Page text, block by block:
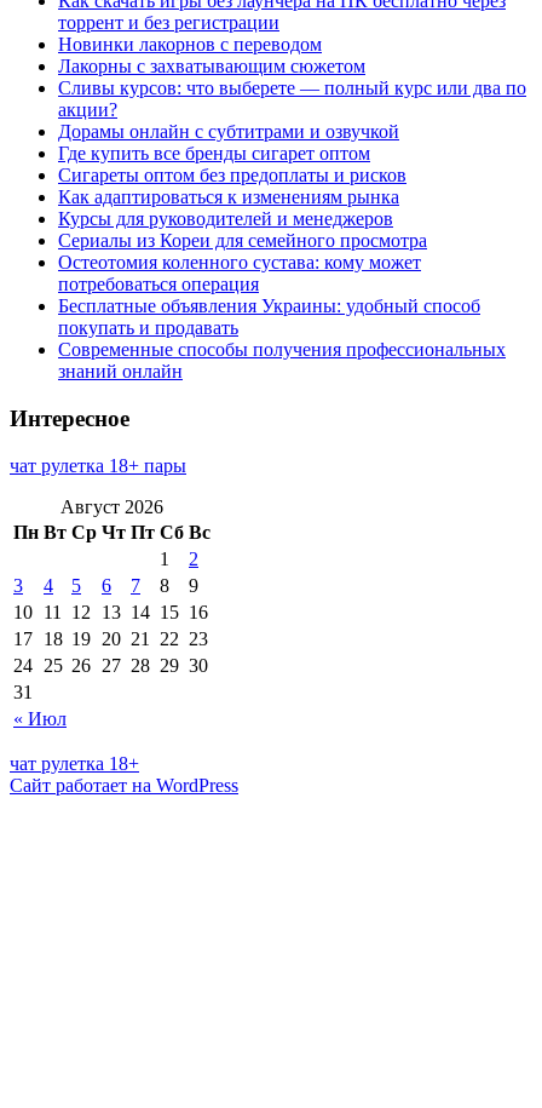
торрент и без регистрации
Новинки лакорнов с переводом
Лакорны с захватывающим сюжетом
Сливы курсов: что выберете — полный курс или два по
акции?
Дорамы онлайн с субтитрами и озвучкой
Где купить все бренды сигарет оптом
Сигареты оптом без предоплаты и рисков
Как адаптироваться к изменениям рынка
Курсы для руководителей и менеджеров
Сериалы из Кореи для семейного просмотра
Остеотомия коленного сустава: кому может
потребоваться операция
Бесплатные объявления Украины: удобный способ
покупать и продавать
Современные способы получения профессиональных
знаний онлайн
Интересное
чат рулетка 18+ пары
Август 2026
Пн Вт Ср Чт Пт Сб Вс
« Июл
1
2
3
4 5 6 7 8
9
10 11 12 13 14 15 16
17 18 19 20 21 22 23
24 25 26 27 28 29 30
31
чат рулетка 18+
Сайт работает на WordPress